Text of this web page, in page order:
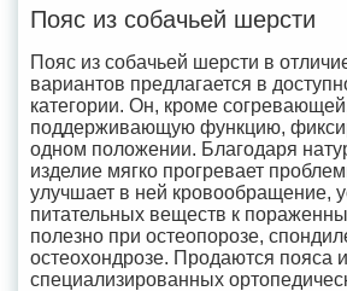
Пояс из собачьей шерсти
Пояс из собачьей шерсти в
вариантов предлагается в
категории. Он, кроме
поддерживающую функцию,
одном положении. Благодаря
изделие мягко прогревает
улучшает в ней кровообращение,
питательных веществ к
полезно при остеопорозе,
остеохондрозе. Продаются пояса
специализированных